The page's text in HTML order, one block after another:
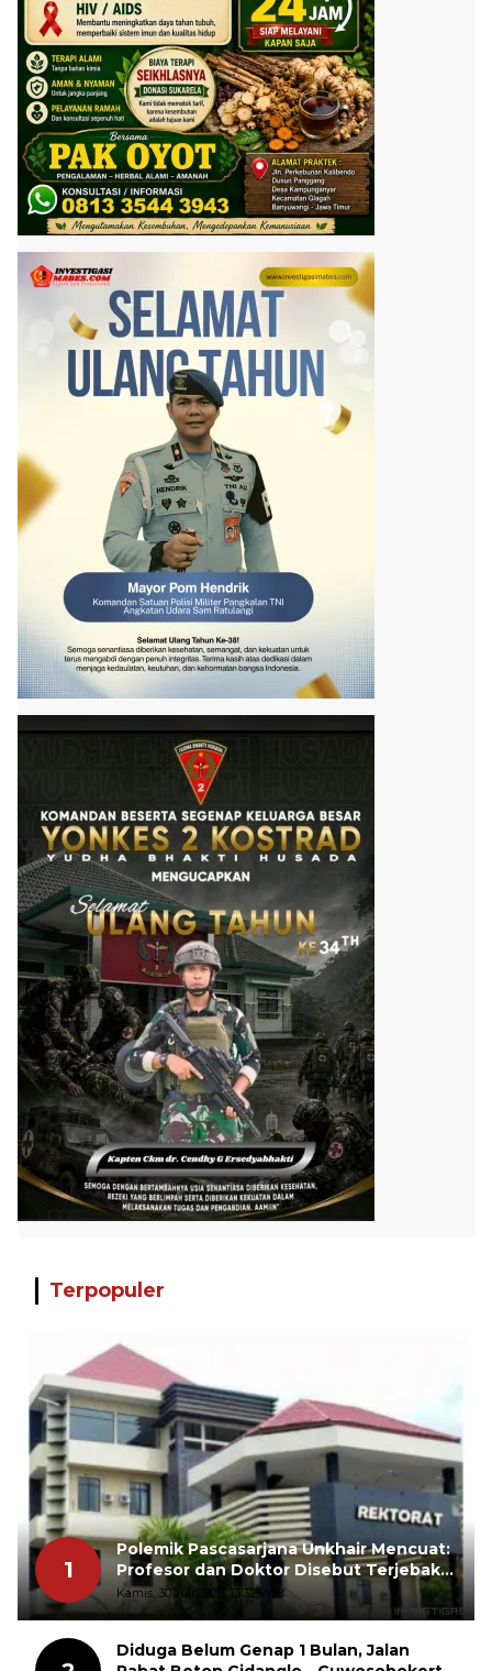
Terpopuler
1
Polemik Pascasarjana Unkhair Mencuat:
Profesor dan Doktor Disebut Terjebak
dalam Rutinitas Akademik Akhir Pekan
Kamis, 30 Juli 2026, 13:32 WIB
Diduga Belum Genap 1 Bulan, Jalan